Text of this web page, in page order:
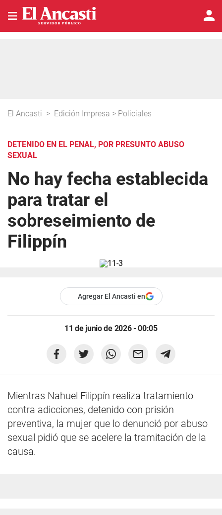
El Ancasti > Edición Impresa > Policiales
DETENIDO EN EL PENAL, POR PRESUNTO ABUSO
SEXUAL
No hay fecha establecida
para tratar el
sobreseimiento de
Filippín
Agregar El Ancasti en
11 de junio de 2026 - 00:05
Mientras Nahuel Filippín realiza tratamiento
contra adicciones, detenido con prisión
preventiva, la mujer que lo denunció por abuso
sexual pidió que se acelere la tramitación de la
causa.